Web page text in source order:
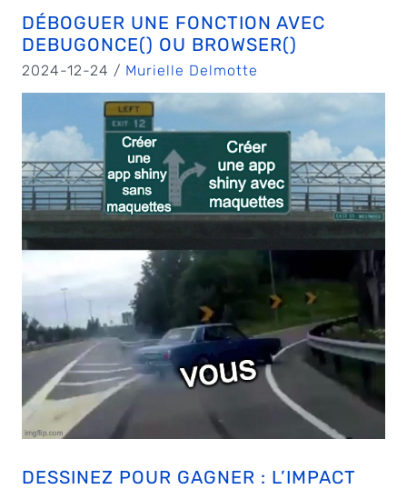
DÉBOGUER UNE FONCTION AVEC
DEBUGONCE() OU BROWSER()
2024-12-24 / Murielle Delmotte
DESSINEZ POUR GAGNER : L’IMPACT